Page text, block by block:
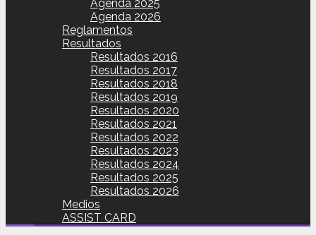
Agenda 2025
Agenda 2026
Reglamentos
Resultados
Resultados 2016
Resultados 2017
Resultados 2018
Resultados 2019
Resultados 2020
Resultados 2021
Resultados 2022
Resultados 2023
Resultados 2024
Resultados 2025
Resultados 2026
Medios
ASSIST CARD